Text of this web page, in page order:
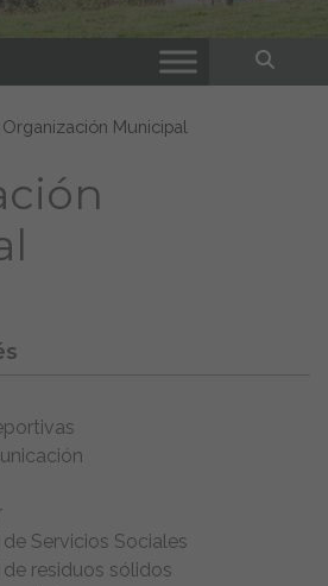
Organización Municipal
Servicios Sociales
residuos sólidos